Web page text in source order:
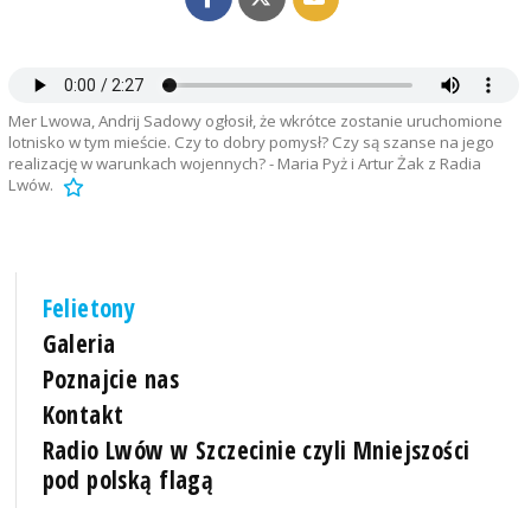
Mer Lwowa, Andrij Sadowy ogłosił, że wkrótce zostanie uruchomione
lotnisko w tym mieście. Czy to dobry pomysł? Czy są szanse na jego
realizację w warunkach wojennych? - Maria Pyż i Artur Żak z Radia
Lwów.
Felietony
Galeria
Poznajcie nas
Kontakt
Radio Lwów w Szczecinie czyli Mniejszości
pod polską flagą